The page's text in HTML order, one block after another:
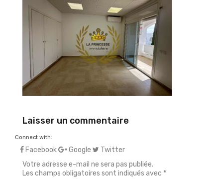
Laisser un commentaire
Connect with:
Facebook Google
Twitter
Votre adresse e-mail ne sera pas publiée.
Les champs obligatoires sont indiqués avec *